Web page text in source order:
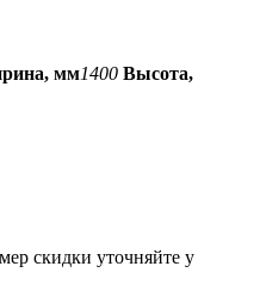
мм1400 Высота,
скидки уточняйте у